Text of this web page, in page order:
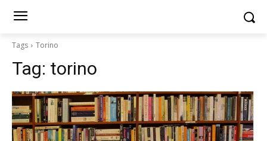
Tags Torino
Tag: torino